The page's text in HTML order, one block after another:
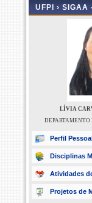
UFPI › SIGAA
LÍVIA
DEPARTAMENTO
Perfil
Disciplinas
Atividades
Projetos de